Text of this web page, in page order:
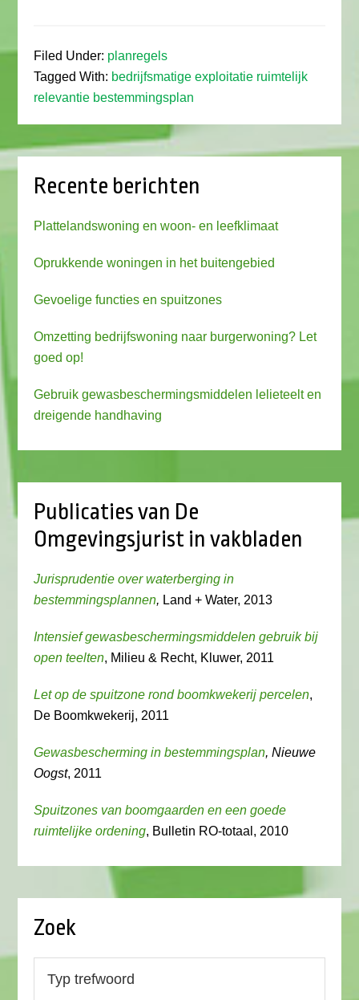
Filed Under: planregels
Tagged With: bedrijfsmatige exploitatie ruimtelijk
relevantie bestemmingsplan
Recente berichten
Plattelandswoning en woon- en leefklimaat
Oprukkende woningen in het buitengebied
Gevoelige functies en spuitzones
Omzetting bedrijfswoning naar burgerwoning? Let
goed op!
Gebruik gewasbeschermingsmiddelen lelieteelt en
dreigende handhaving
Publicaties van De
Omgevingsjurist in vakbladen
Jurisprudentie over waterberging in
bestemmingsplannen, Land + Water, 2013
Intensief gewasbeschermingsmiddelen gebruik bij
open teelten, Milieu & Recht, Kluwer, 2011
Let op de spuitzone rond boomkwekerij percelen,
De Boomkwekerij, 2011
Gewasbescherming in bestemmingsplan, Nieuwe
Oogst, 2011
Spuitzones van boomgaarden en een goede
ruimtelijke ordening, Bulletin RO-totaal, 2010
Zoek